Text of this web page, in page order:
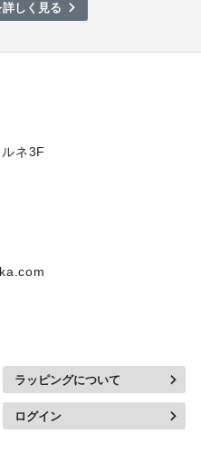
しく見る
ネ3F
ラッピングについて
ログイン